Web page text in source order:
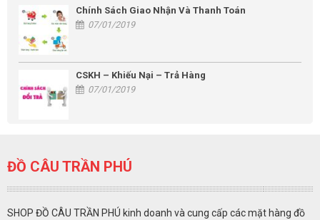
Chính Sách Giao Nhận Và Thanh Toán
07/01/2019
CSKH – Khiếu Nại – Trả Hàng
07/01/2019
ĐỒ CÂU TRẦN PHÚ
SHOP ĐỒ CÂU TRẦN PHÚ kinh doanh và cung cấp các mặt hàng đồ